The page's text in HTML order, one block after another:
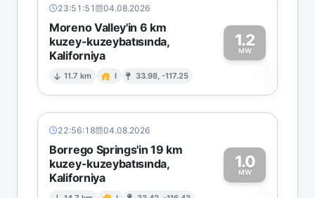
23:51:51 04.08.2026
Moreno Valley'in 6 km
kuzey-kuzeybatısında,
Kaliforniya
11.7 km I 33.98, -117.25
1.2
MW
1
22:56:18 04.08.2026
Borrego Springs'in 19 km
kuzey-kuzeybatısında,
Kaliforniya
1.0
MW